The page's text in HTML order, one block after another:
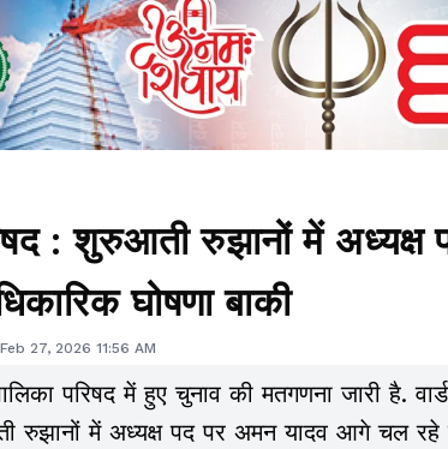
: शुरुआती रुझानों में
घोषणा बाकी
Feb 27, 2026 11:56 AM
परिषद में हुए चुनाव की मतगणना जारी है.
रुझानों में अध्यक्ष पद पर अमन यादव आगे चल